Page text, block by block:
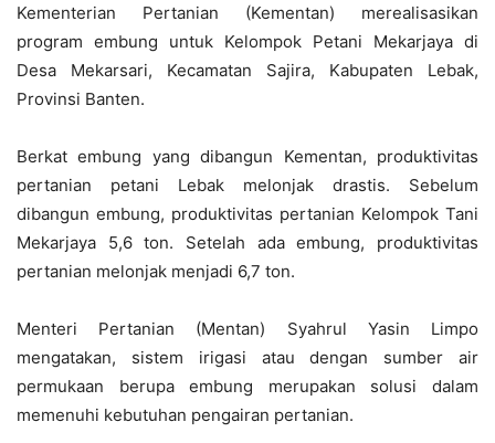
Kementerian Pertanian (Kementan) merealisasikan
program embung untuk Kelompok Petani Mekarjaya di
Desa Mekarsari, Kecamatan Sajira, Kabupaten Lebak,
Provinsi Banten.
Berkat embung yang dibangun Kementan, produktivitas
pertanian petani Lebak melonjak drastis. Sebelum
dibangun embung, produktivitas pertanian Kelompok Tani
Mekarjaya 5,6 ton. Setelah ada embung, produktivitas
pertanian melonjak menjadi 6,7 ton.
Menteri Pertanian (Mentan) Syahrul Yasin Limpo
mengatakan, sistem irigasi atau dengan sumber air
permukaan berupa embung merupakan solusi dalam
memenuhi kebutuhan pengairan pertanian.